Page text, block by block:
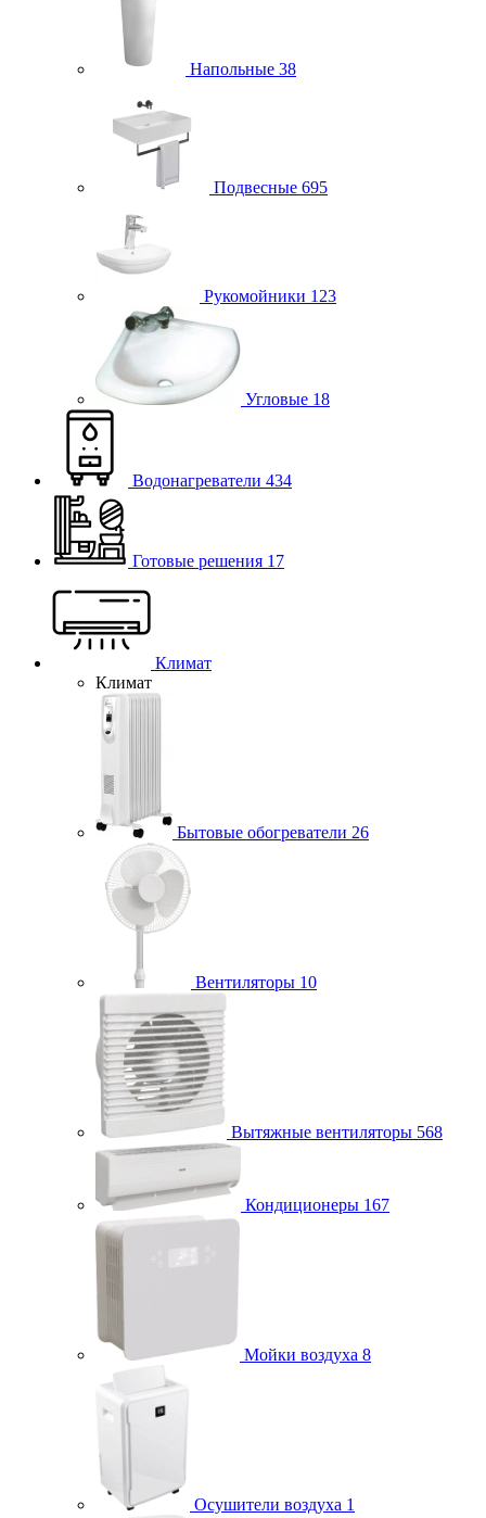
Напольные 38
Подвесные 695
Рукомойники 123
Угловые 18
Водонагреватели 434
Готовые решения 17
Климат
Климат
Бытовые обогреватели 26
Вентиляторы 10
Вытяжные вентиляторы 568
Кондиционеры 167
Мойки воздуха 8
Осушители воздуха 1